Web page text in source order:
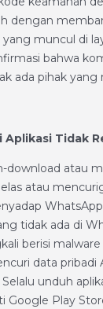
dengan
muncul di
bahwa
ada pihak
Aplikasi Tidak
download atau
atau
tidak ada di
berisi
data pribadi
unduh
Google Play